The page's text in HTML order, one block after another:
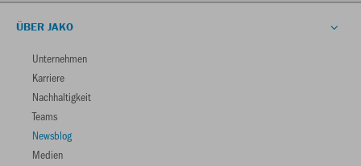
ÜBER JAKO
Unternehmen
Karriere
Nachhaltigkeit
Teams
Newsblog
Medien